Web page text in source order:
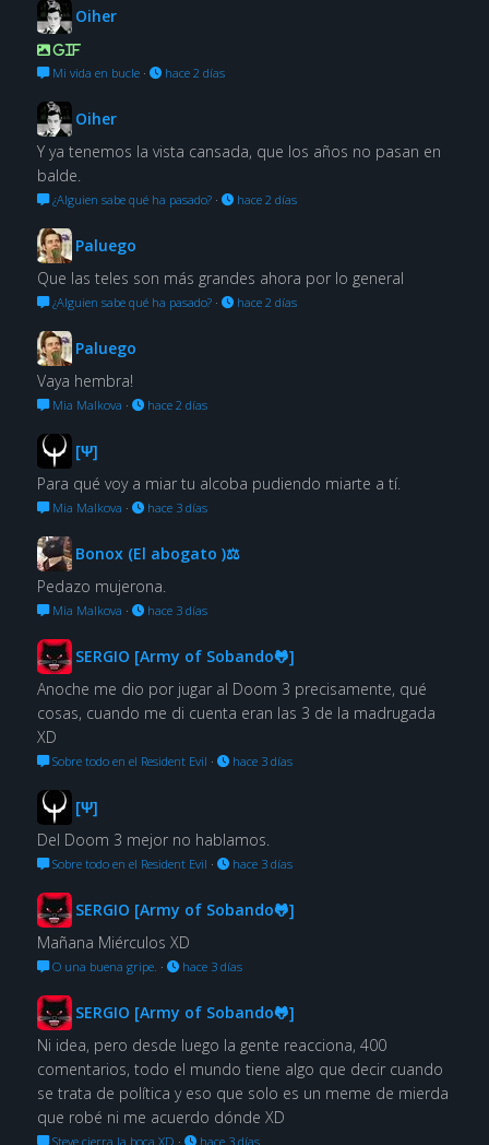
Oiher
GIF
Mi vida en bucle· hace 2 días
Oiher
Y ya tenemos la vista cansada, que los años no pasan en
balde.
¿Alguien sabe qué ha pasado?· hace 2 días
Paluego
Que las teles son más grandes ahora por lo general
¿Alguien sabe qué ha pasado?· hace 2 días
Paluego
Vaya hembra!
Mia Malkova · hace 2 días
[Ψ]
Para qué voy a miar tu alcoba pudiendo miarte a tí.
Mia Malkova · hace 3 días
Bonox (El abogato )⚖
Pedazo mujerona.
Mia Malkova · hace 3 días
SERGIO [Army of Sobando🐸]
Anoche me dio por jugar al Doom 3 precisamente, qué
cosas, cuando me di cuenta eran las 3 de la madrugada
XD
Sobre todo en el Resident Evil · hace 3 días
[Ψ]
Del Doom 3 mejor no hablamos.
Sobre todo en el Resident Evil · hace 3 días
SERGIO [Army of Sobando🐸]
Mañana Miérculos XD
O una buena gripe. · hace 3 días
SERGIO [Army of Sobando🐸]
Ni idea, pero desde luego la gente reacciona, 400
comentarios, todo el mundo tiene algo que decir cuando
se trata de política y eso que solo es un meme de mierda
que robé ni me acuerdo dónde XD
Steve cierra la boca XD · hace 3 días